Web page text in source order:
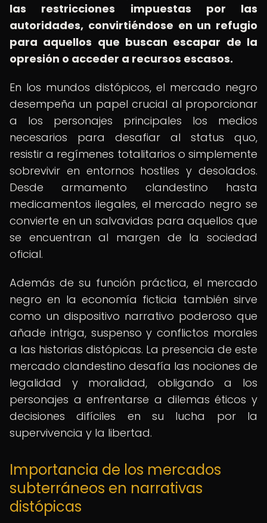
las restricciones impuestas por las
autoridades, convirtiéndose en un refugio
para aquellos que buscan escapar de la
opresión o acceder a recursos escasos.
En los mundos distópicos, el mercado negro
desempeña un papel crucial al proporcionar
a los personajes principales los medios
necesarios para desafiar al status quo,
resistir a regímenes totalitarios o simplemente
sobrevivir en entornos hostiles y desolados.
Desde armamento clandestino hasta
medicamentos ilegales, el mercado negro se
convierte en un salvavidas para aquellos que
se encuentran al margen de la sociedad
oficial.
Además de su función práctica, el mercado
negro en la economía ficticia también sirve
como un dispositivo narrativo poderoso que
añade intriga, suspenso y conflictos morales
a las historias distópicas. La presencia de este
mercado clandestino desafía las nociones de
legalidad y moralidad, obligando a los
personajes a enfrentarse a dilemas éticos y
decisiones difíciles en su lucha por la
supervivencia y la libertad.
Importancia de los mercados
subterráneos en narrativas
distópicas